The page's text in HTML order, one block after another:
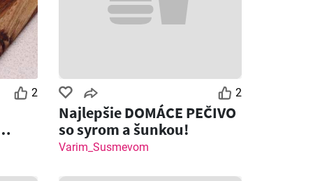
2 2
Najlepšie DOMÁCE PEČIVO
so syrom a šunkou!
Varim_Susmevom